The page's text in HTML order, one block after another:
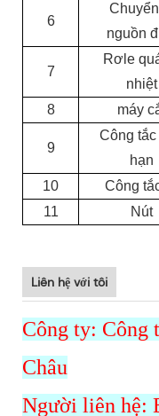
6
nguồn
7
Rơle
nhiệt
8 máy
9
Công
hạn
10 Công
11
Nút
Liên hệ với tôi
Công ty: Công
Châu
Người liên hệ: